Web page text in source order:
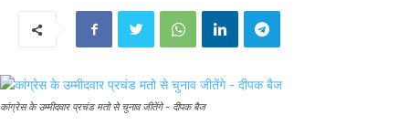
कांग्रेस के उम्मीदवार प्रचंड मतो से चुनाव जीतेंगे - दीपक बैज